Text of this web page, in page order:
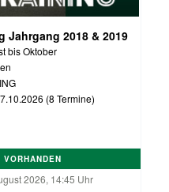
Jahrgang 2018 & 2019
bis Oktober
(8 Termine)
2026, 14:45 Uhr